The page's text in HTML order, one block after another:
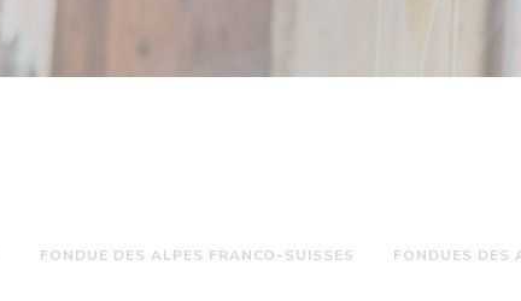
FONDUE DES ALPES FRANCO-SUISSES FONDUES DES